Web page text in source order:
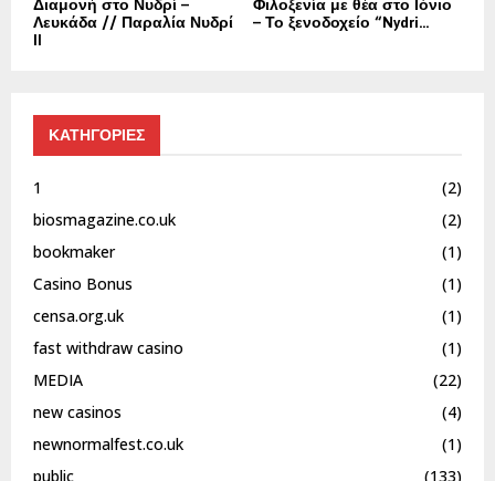
Λευκάδα // Παραλία Νυδρί
II
– Το ξενοδοχείο “Nydri...
ΚΑΤΗΓΟΡΙΕΣ
1
(2)
biosmagazine.co.uk
(2)
bookmaker
(1)
Casino Bonus
(1)
censa.org.uk
(1)
fast withdraw casino
(1)
MEDIA
(22)
new casinos
(4)
newnormalfest.co.uk
(1)
public
(133)